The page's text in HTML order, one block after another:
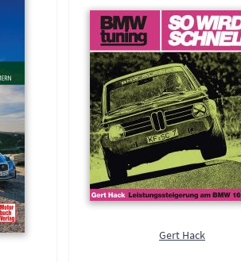
Gert Hack